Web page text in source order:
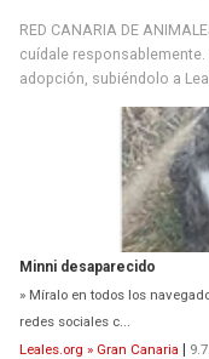
RED CANARIA DE
cuídale
adopción, subiéndolo a
Minni desaparecido
» Míralo en todos los
redes sociales c...
Leales.org » Gran Canaria